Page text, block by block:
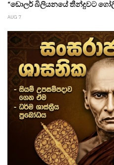
“ඩොලර් බිලියනයේ තීන්දුවට
AUG 7